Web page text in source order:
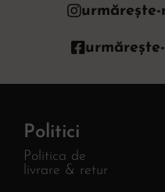
Politici
Politica de
livrare & retur